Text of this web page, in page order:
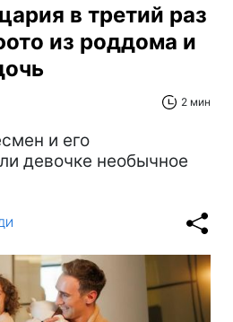
в третий раз
из роддома и
2 мин
и его
девочке необычное